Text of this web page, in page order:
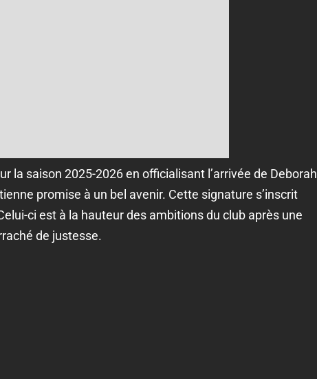
la saison 2025-2026 en officialisant l’arrivée de Deborah
promise à un bel avenir. Cette signature s’inscrit
ci est à la hauteur des ambitions du club après une
de justesse.